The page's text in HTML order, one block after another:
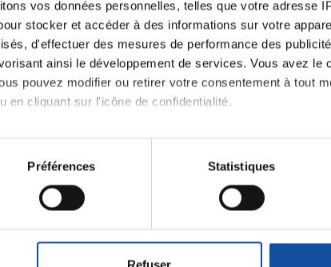
vos données personnelles, telles que votre adresse
stocker et accéder à des informations sur votre
d'effectuer des mesures de performance des
ainsi le développement de services. Vous avez le
pouvez modifier ou retirer votre consentement à tout
en cliquant sur l'icône de confidentialité.
également :
votre localisation géographique qui peuvent être
retirer votre consentement à tout moment à partir de la
Préférences Statistiques
Refuser
Thématiques
et des voies respiratoires Cancer du sein